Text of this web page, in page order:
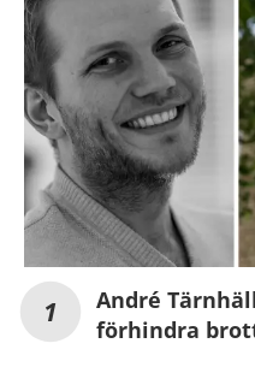
André
förhindra